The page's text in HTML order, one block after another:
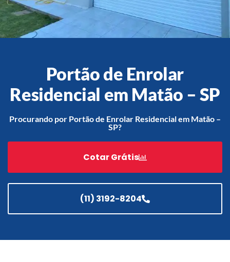
Acessórios
Enrolar em Teresópolis – RJ
Portão de Garagem de
Enrolar em São Pedro da
Aldeia – RJ
Portão de Garagem de
Enrolar em São Gonçalo – RJ
Enrolar em Rio das Ostras –
Portão de Enrolar
Residencial em Matão – SP
Procurando por Portão de Enrolar Residencial em Matão –
SP?
Cotar Grátis
(11) 3192-8204